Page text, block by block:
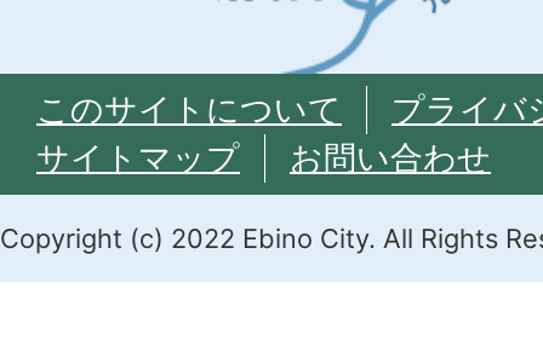
このサイトについて
プライバ
サイトマップ
お問い合わせ
Copyright (c) 2022 Ebino City. All Rights